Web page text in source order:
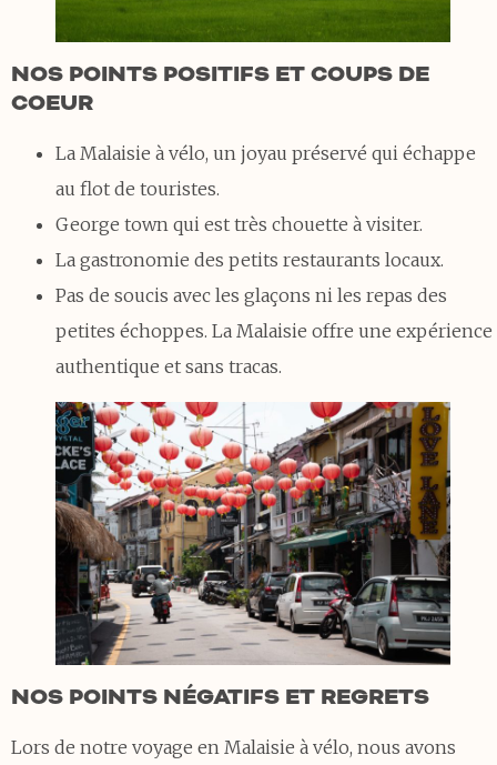
NOS POINTS POSITIFS ET COUPS DE
COEUR
La Malaisie à vélo, un joyau préservé qui échappe
au flot de touristes.
George town qui est très chouette à visiter.
La gastronomie des petits restaurants locaux.
Pas de soucis avec les glaçons ni les repas des
petites échoppes. La Malaisie offre une expérience
authentique et sans tracas.
NOS POINTS NÉGATIFS ET REGRETS
Lors de notre voyage en Malaisie à vélo, nous avons